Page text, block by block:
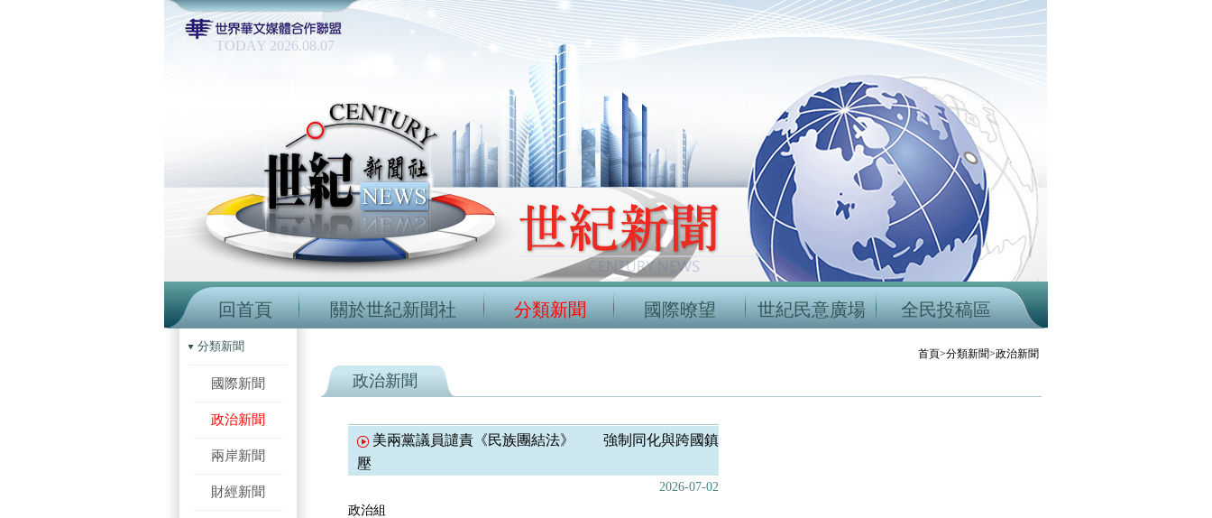
TODAY 2026.08.07
回首頁 關於世紀新聞社 分類新聞 國際暸望 世紀民意廣場 全民投稿區
分類新聞
國際新聞
政治新聞
兩岸新聞
財經新聞
首頁>分類新聞>政治新聞
政治新聞
美兩黨議員譴責《民族團結法》 強制同化與跨國鎮
壓
2026-07-02
政治組